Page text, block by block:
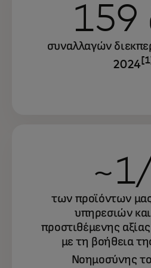
159
συναλλαγών
2024
των προϊόντων
υπηρεσιών
προστιθέμενης
με τη βοήθεια
Νοημοσύνης